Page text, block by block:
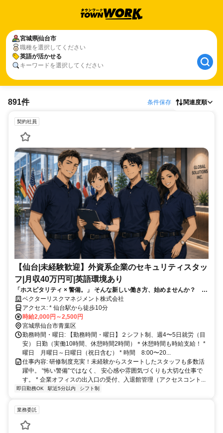
宮城県仙台市
職種を選択してください
英語が活かせる
キーワードを選択してください
891件 条件保存 関連度順
契約社員
【仙台|未経験歓迎】外資系企業のセキュリティスタッ
フ|月収40万円可|英語環境あり
「ホスピタリティ × 警備。」 そんな新しい働き方、始めませんか？ 未
経験者歓迎！外資系企業の安心と快適な環境作りをサポートするお仕事
です
ベクターリスクマネジメント株式会社
アクセス: * 仙台駅から徒歩10分
時給2,000円～2,500円
宮城県仙台市青葉区
勤務時間・曜日: 【勤務時間・曜日】２シフト制、週4〜5日就労（目
安） 日勤（実働10時間、休憩時間2時間）＊休憩時間も時給支給！ *
曜日 月曜日～日曜日（祝日含む） * 時間 8:00〜20...
仕事内容: 研修制度充実！未経験からスタートしたスタッフも多数活
躍中。 “怖い警備”ではなく、 安心感や雰囲気づくりも大切な仕事で
す。 * 企業オフィスの出入口の受付、入退館管理（アクセスコント...
即日勤務OK 駅近5分以内 シフト制
業務委託